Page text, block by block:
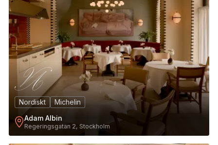
Nordiskt
Michelin
Adam Albin
Regeringsgatan 2, Stockholm